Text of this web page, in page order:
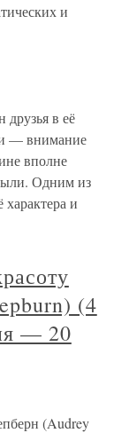
и
в её
— внимание
вполне
Одним из
и
(4
— 20
(Audrey